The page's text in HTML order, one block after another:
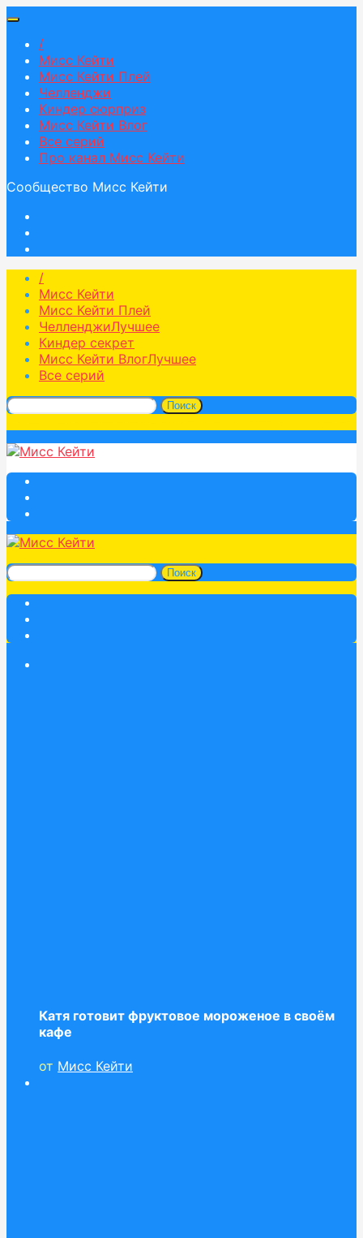
/
Мисс Кейти
Мисс Кейти Плей
Челленджи
Киндер сюрприз
Мисс Кейти Влог
Все серий
Про канал Мисс Кейти
Сообщество Мисс Кейти
/
Мисс Кейти
Мисс Кейти Плей
ЧелленджиЛучшее
Киндер секрет
Мисс Кейти ВлогЛучшее
Все серий
Поиск
Поиск
Катя готовит фруктовое мороженое в своём
кафе
от Мисс Кейти